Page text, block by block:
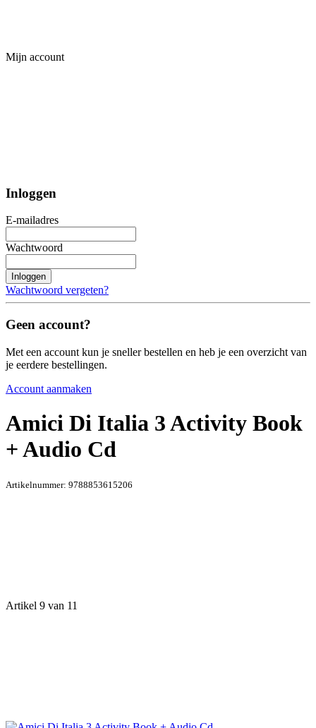
Mijn account
Inloggen
E-mailadres
Wachtwoord
Inloggen
Wachtwoord vergeten?
Geen account?
Met een account kun je sneller bestellen en heb je een overzicht van
je eerdere bestellingen.
Account aanmaken
Amici Di Italia 3 Activity Book
+ Audio Cd
Artikelnummer: 9788853615206
Artikel 9 van 11